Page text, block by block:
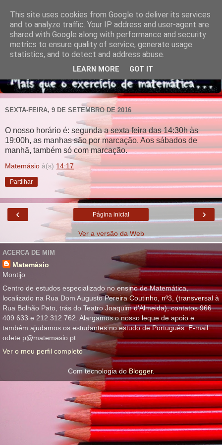
SEXTA-FEIRA, 9 DE SETEMBRO DE 2016
O nosso horário é: segunda a sexta feira das 14:30h às
19:00h, as manhas são por marcação. Aos sábados de
manhã, também só com marcação.
Matemásio à(s) 14:17
Partilhar
‹ ›
Página inicial
Ver a versão da Web
ACERCA DE MIM
Matemásio
Montijo
Centro de estudos especializado no ensino de Matemática,
localizado na Rua Dom Augusto Pereira Coutinho, nº3, (transversal à
Rua Bolhão Pato, trás do Teatro Joaquim d'Almeida), contatos 966
409 633 e 212 312 762. Alargamos o nosso leque de apoio e
também ajudamos os estudantes no estudo de Português. E-mail:
odete.p@matemasio.pt
Ver o meu perfil completo
Com tecnologia doBlogger.
This site uses cookies from Google to deliver its services
and to analyze traffic. Your IP address and user-agent are
shared with Google along with performance and security
metrics to ensure quality of service, generate usage
statistics, and to detect and address abuse.
LEARN MORE GOT IT